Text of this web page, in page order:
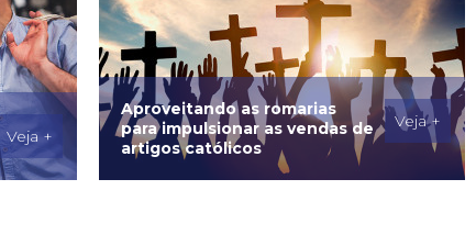
Veja +
Aproveitando as romarias
para impulsionar as vendas de
artigos católicos
Veja +